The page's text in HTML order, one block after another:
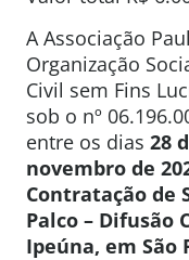
A Associação
Organização
Civil sem Fins
sob o nº
entre os dias 28
novembro de
Contratação de
Palco – Difusão
Ipeúna, em São